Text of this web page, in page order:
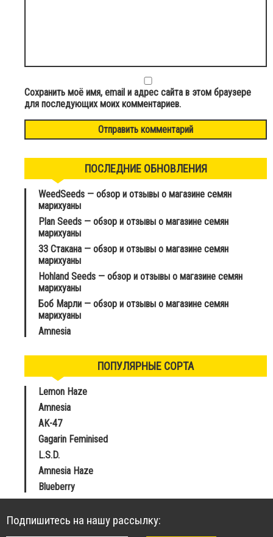
Сохранить моё имя, email и адрес сайта в этом браузере
для последующих моих комментариев.
ПОСЛЕДНИЕ ОБНОВЛЕНИЯ
WeedSeeds — обзор и отзывы о магазине семян
марихуаны
Plan Seeds — обзор и отзывы о магазине семян
марихуаны
33 Стакана — обзор и отзывы о магазине семян
марихуаны
Hohland Seeds — обзор и отзывы о магазине семян
марихуаны
Боб Марли — обзор и отзывы о магазине семян
марихуаны
Amnesia
ПОПУЛЯРНЫЕ СОРТА
Lemon Haze
Amnesia
AK-47
Gagarin Feminised
L.S.D.
Amnesia Haze
Blueberry
Подпишитесь на нашу рассылку: